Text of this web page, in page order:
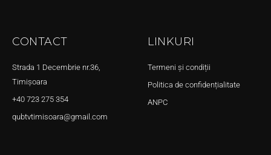
CONTACT
Strada 1 Decembrie nr.36,
Timișoara
+40 723 275 354
qubtvtimisoara@gmail.com
LINKURI
Termeni și condiții
Politica de confidențialitate
ANPC